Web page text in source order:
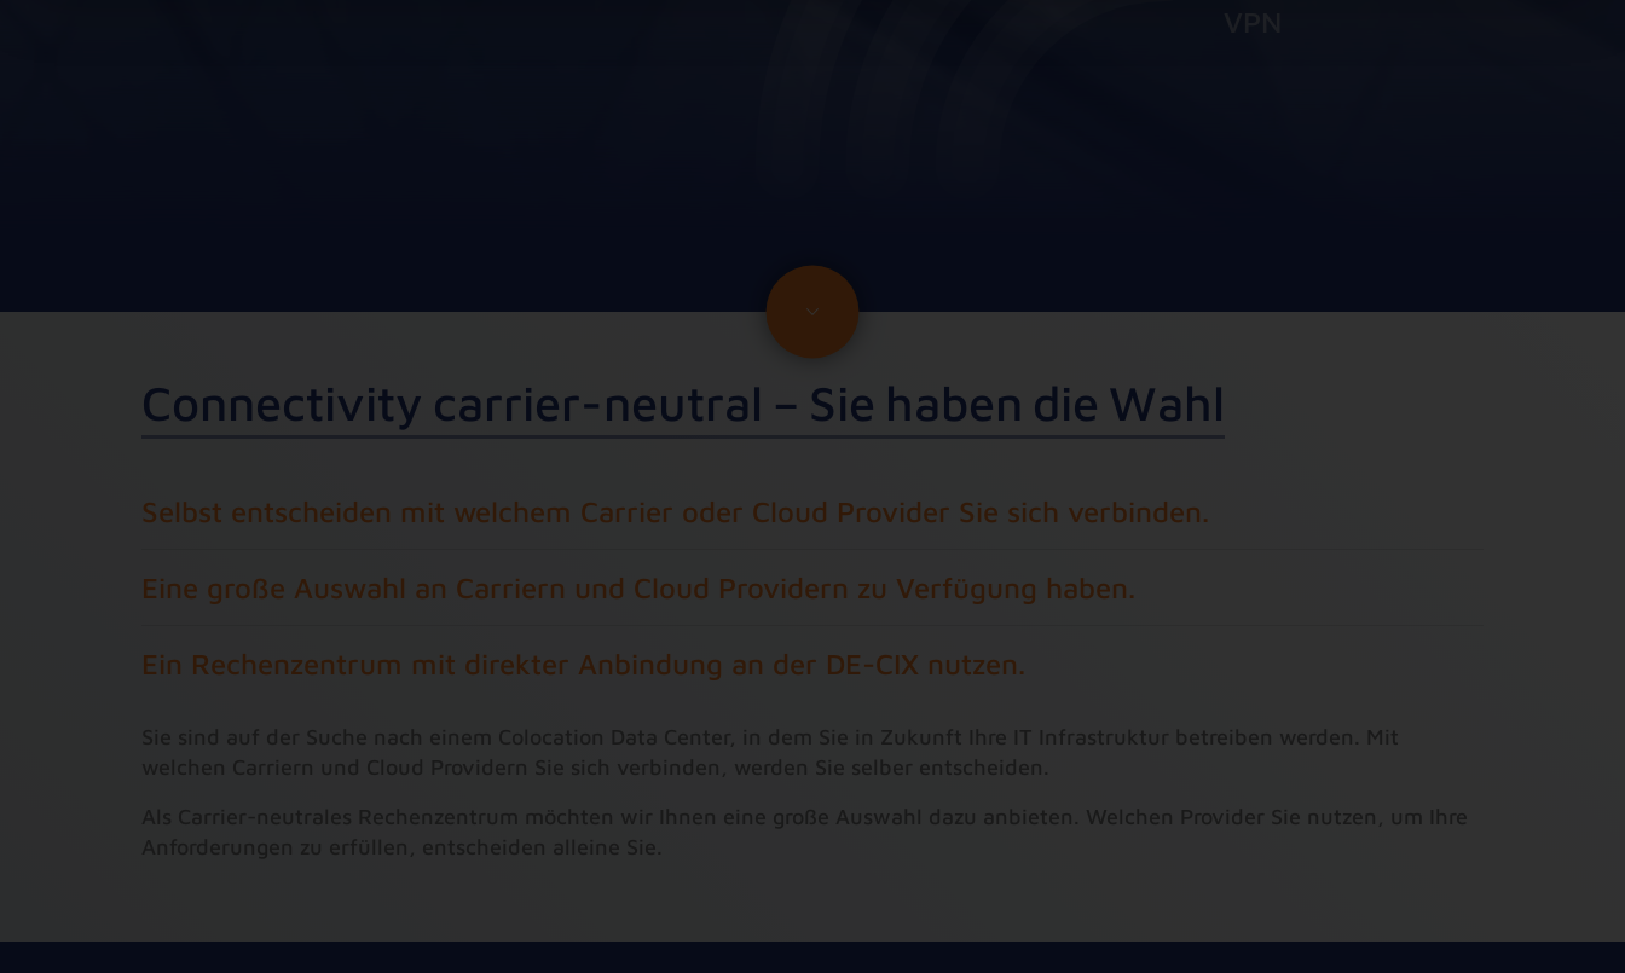
Connectivity carrier-neutral – Sie haben die Wahl
Selbst entscheiden mit welchem Carrier oder Cloud Provider Sie sich verbinden.
Eine große Auswahl an Carriern und Cloud Providern zu Verfügung haben.
Ein Rechenzentrum mit direkter Anbindung an der DE-CIX nutzen.
Sie sind auf der Suche nach einem Colocation Data Center, in dem Sie in Zukunft Ihre IT Infrastruktur betreiben werden. Mit
welchen Carriern und Cloud Providern Sie sich verbinden, werden Sie selber entscheiden.
Als Carrier-neutrales Rechenzentrum möchten wir Ihnen eine große Auswahl dazu anbieten. Welchen Provider Sie nutzen, um Ihre